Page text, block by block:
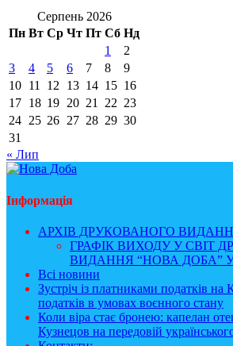
Серпень 2026
Пн Вт Ср Чт Пт Сб Нд
1
2
3
4 5 6 7 8
9
10 11 12 13 14 15 16
17 18 19 20 21 22 23
24 25 26 27 28 29 30
31
« Лип
Інформація
АРХІВ ДРУКОВАНОГО
ГРАФІК ВИХОДУ У СВІТ
ВИДАННЯ “НОВА ДОБА” У
Всі новини
Зустріч із платниками податків
податків в умовах воєнного стану
Коли віра стає бронею: капелан
Кузнецов на передовій